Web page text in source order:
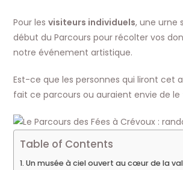
Pour lesvisiteurs individuels, une urne
début du Parcours pour récolter vos
notre événement artistique.
Est-ce que les personnes qui liront cet
fait ce parcours ou auraient envie de le
Table of Contents
Un musée à ciel ouvert au cœur de la